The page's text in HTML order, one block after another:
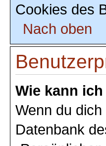
Cookies des
Nach oben
Wie kann
Wenn du
Datenbank